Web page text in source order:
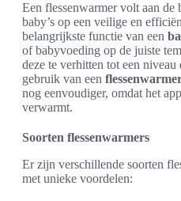
Een flessenwarmer volt aan de
baby’s op een veilige en
belangrijkste functie van een
of babyvoeding op de juiste
deze te verhitten tot een
gebruik van een
nog eenvoudiger, omdat het
verwarmt.
Soorten flessenwarmers
Er zijn verschillende soorten
met unieke voordelen: